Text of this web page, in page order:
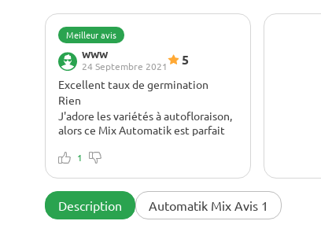
Meilleur avis
WWW
24 Septembre 2021
5
Excellent taux de germination
Rien
J'adore les variétés à autofloraison,
alors ce Mix Automatik est parfait
1
Description Automatik Mix Avis 1